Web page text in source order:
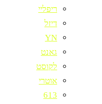
ריפליי
דיזל
YN
גאנט
לקוסט
אוטרי
613